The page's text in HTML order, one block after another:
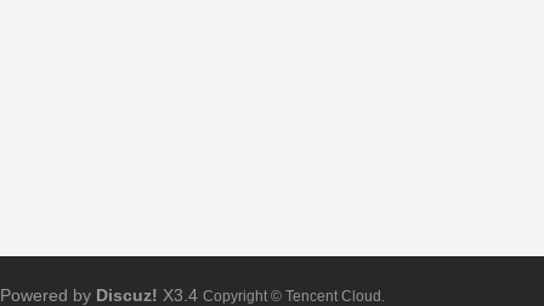
Powered by Discuz! X3.4 Copyright © Tencent Cloud.